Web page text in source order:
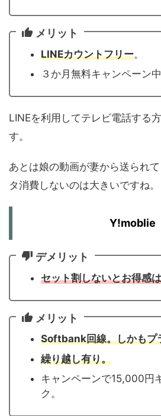
メリット
LINEカウントフリー。
３か月無料キャンペーン中
LINEを利用してテレビ電話する
す。
あとは娘の動画が妻から送られ
タ消費しないのは大きいですね。
Y!moblie
デメリット
セット割しないとお得感
メリット
Softbank回線。しかもプ
繰り越し有り。
キャンペーンで15,000円
ク。